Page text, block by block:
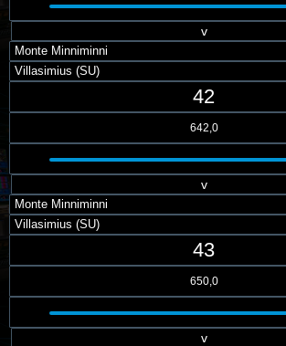
v
Monte Minniminni
Villasimius (SU)
42
642,0
v
Monte Minniminni
Villasimius (SU)
43
650,0
v